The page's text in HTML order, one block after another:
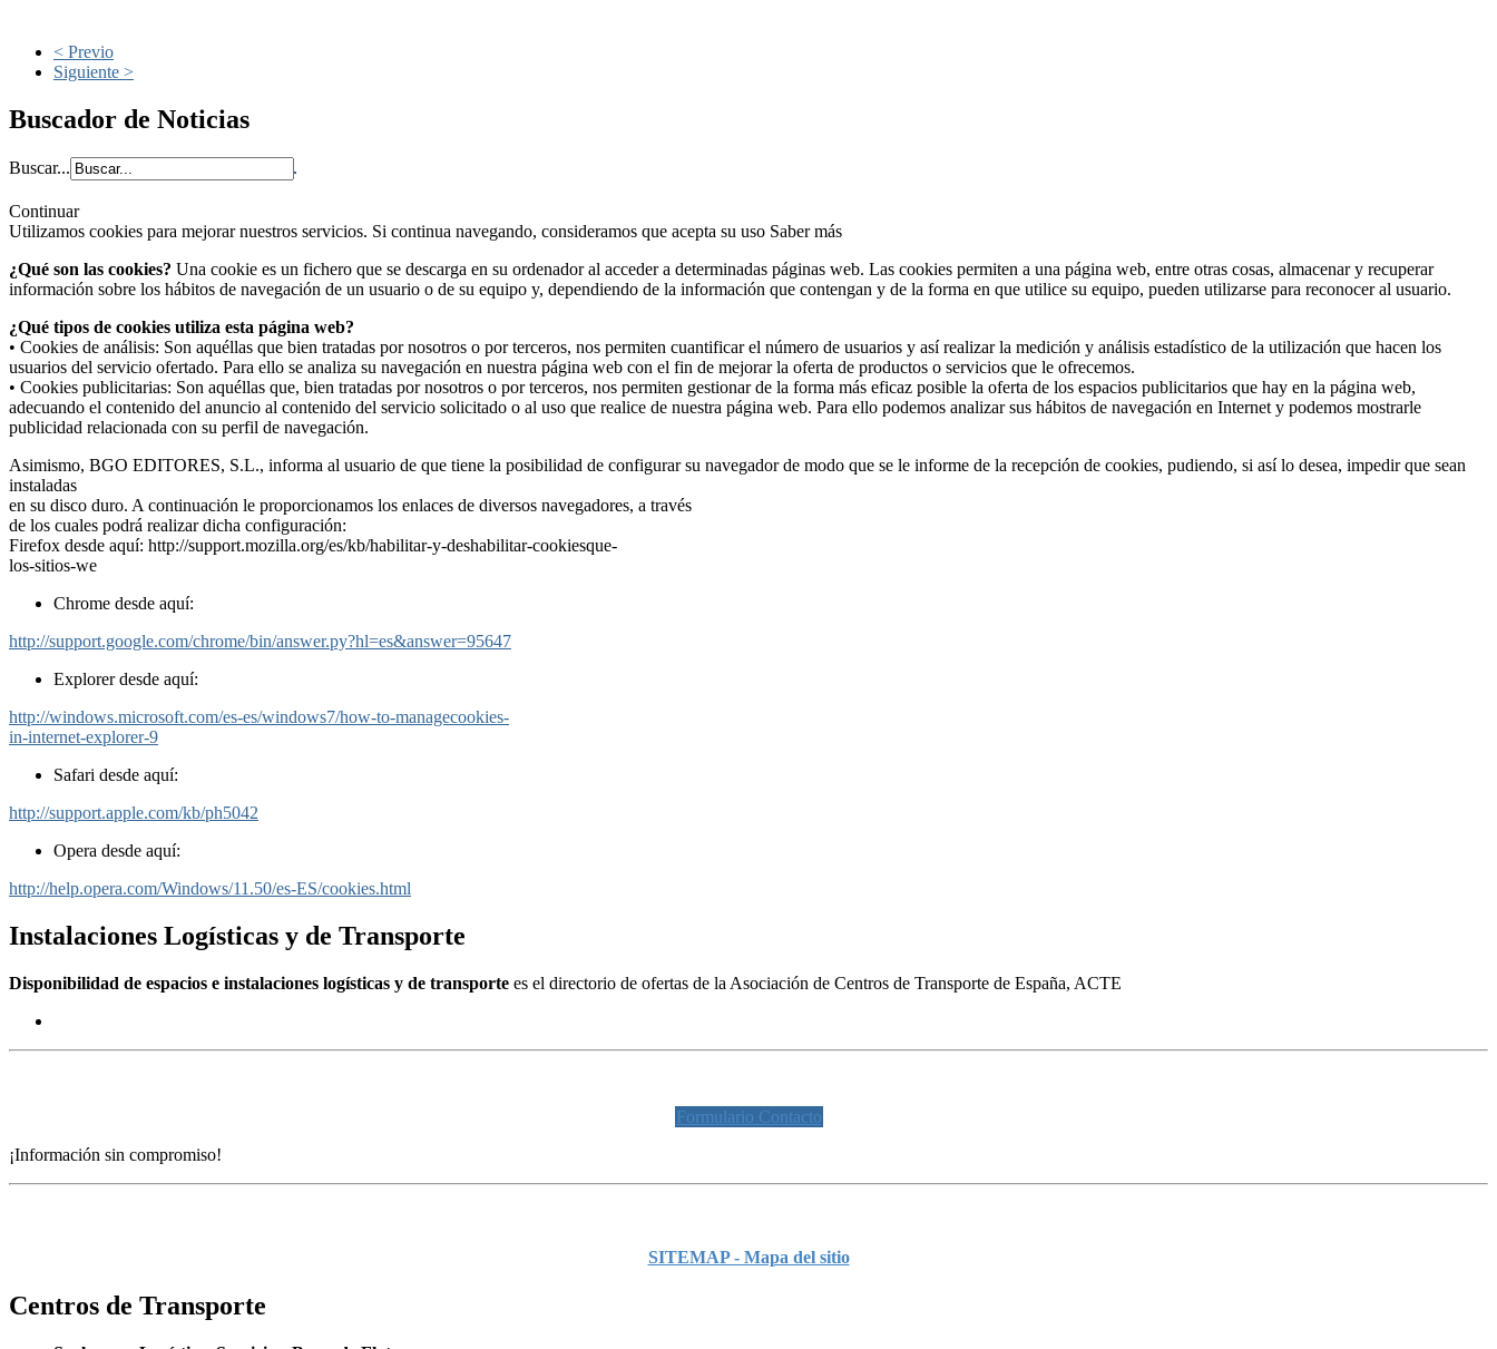
< Previo
Siguiente >
Buscador de Noticias
Buscar...
Continuar
Utilizamos cookies para mejorar nuestros servicios. Si continua navegando, consideramos que acepta su uso Saber más
¿Qué son las cookies? Una cookie es un fichero que se descarga en su ordenador al acceder a determinadas páginas web. Las cookies permiten a una página web, entre otras cosas, almacenar y recuperar
información sobre los hábitos de navegación de un usuario o de su equipo y, dependiendo de la información que contengan y de la forma en que utilice su equipo, pueden utilizarse para reconocer al usuario.
¿Qué tipos de cookies utiliza esta página web?
• Cookies de análisis: Son aquéllas que bien tratadas por nosotros o por terceros, nos permiten cuantificar el número de usuarios y así realizar la medición y análisis estadístico de la utilización que hacen los
usuarios del servicio ofertado. Para ello se analiza su navegación en nuestra página web con el fin de mejorar la oferta de productos o servicios que le ofrecemos.
• Cookies publicitarias: Son aquéllas que, bien tratadas por nosotros o por terceros, nos permiten gestionar de la forma más eficaz posible la oferta de los espacios publicitarios que hay en la página web,
adecuando el contenido del anuncio al contenido del servicio solicitado o al uso que realice de nuestra página web. Para ello podemos analizar sus hábitos de navegación en Internet y podemos mostrarle
publicidad relacionada con su perfil de navegación.
Asimismo, BGO EDITORES, S.L., informa al usuario de que tiene la posibilidad de configurar su navegador de modo que se le informe de la recepción de cookies, pudiendo, si así lo desea, impedir que sean
instaladas
en su disco duro. A continuación le proporcionamos los enlaces de diversos navegadores, a través
de los cuales podrá realizar dicha configuración:
Firefox desde aquí: http://support.mozilla.org/es/kb/habilitar-y-deshabilitar-cookiesque-
los-sitios-we
Chrome desde aquí:
http://support.google.com/chrome/bin/answer.py?hl=es&answer=95647
Explorer desde aquí:
http://windows.microsoft.com/es-es/windows7/how-to-managecookies-
in-internet-explorer-9
Safari desde aquí:
http://support.apple.com/kb/ph5042
Opera desde aquí:
http://help.opera.com/Windows/11.50/es-ES/cookies.html
Instalaciones Logísticas y de Transporte
Disponibilidad de espacios e instalaciones logísticas y de transporte es el directorio de ofertas de la Asociación de Centros de Transporte de España, ACTE
Formulario Contacto
¡Información sin compromiso!
SITEMAP - Mapa del sitio
Centros de Transporte